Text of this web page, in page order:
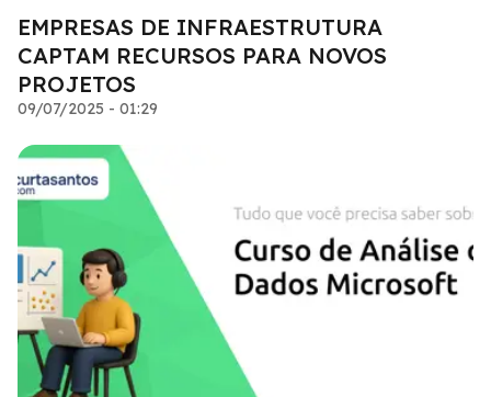
EMPRESAS DE INFRAESTRUTURA
CAPTAM RECURSOS PARA NOVOS
PROJETOS
09/07/2025 - 01:29